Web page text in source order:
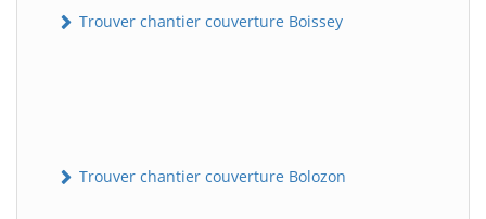
Trouver chantier couverture Boissey
Trouver chantier couverture Bolozon